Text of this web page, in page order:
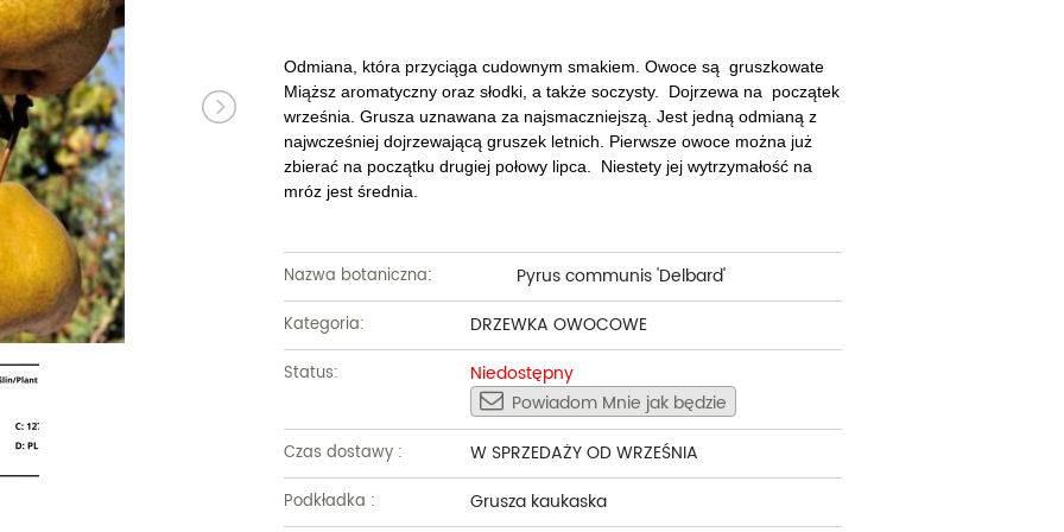
Truskawki i poziomki
Winogrona
Żurawiny
Pozostałe
Dęby
Glediczje
Głogi
Graby
Jabłonie ozdobne
Jarzębiny i jarząby
Kasztanowce
Wierzby
Wiśnie ozdobne
Złotokapy
Pozostałe
Forsycje
Hibiskusy
Hortensje
Jaśminowce
Kaliny
Kalmie
Pięciorniki
Piwonie
Pnącza
Różaneczniki
Tawuły i tawułki
Wisterie
Żarnowce
Pozostałe
Odmiana, która przyciąga cudownym smakiem. Owoce są gruszkowate
Miąższ aromatyczny oraz słodki, a także soczysty. Dojrzewa na początek
września. Grusza uznawana za najsmaczniejszą. Jest jedną odmianą z
najwcześniej dojrzewającą gruszek letnich. Pierwsze owoce można już
zbierać na początku drugiej połowy lipca. Niestety jej wytrzymałość na
mróz jest średnia.
Nazwa botaniczna: Pyrus communis 'Delbard'
Kategoria: DRZEWKA OWOCOWE
Status:
Niedostępny
Powiadom Mnie jak będzie
Czas dostawy : W SPRZEDAŻY OD WRZEŚNIA
Podkładka : Grusza kaukaska